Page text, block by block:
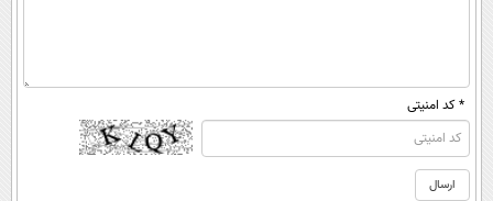
* کد امنیتی